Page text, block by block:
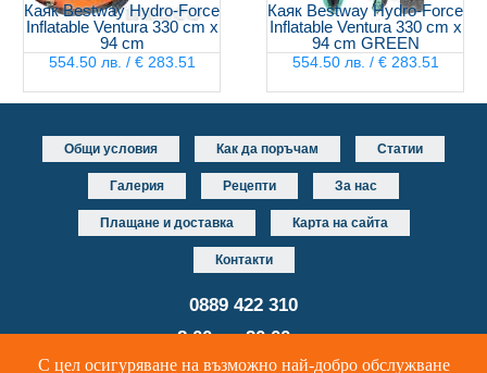
Каяк Bestway Hydro-Force
Inflatable Ventura 330 cm x
94 cm
554.50 лв. / € 283.51
Каяк Bestway Hydro-Force
Inflatable Ventura 330 cm x
94 cm GREEN
554.50 лв. / € 283.51
Общи условия Как да поръчам Статии
Галерия Рецепти За нас
Плащане и доставка Карта на сайта
Контакти
0889 422 310
от 8.00 до 20.00 часа
Уеб дизайн и разработкаDUALM studio
С цел осигуряване на възможно най-добро обслужване